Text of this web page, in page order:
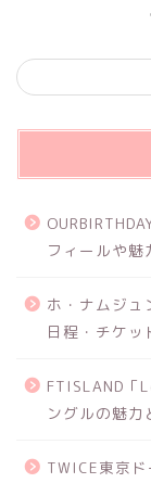
フィールや魅
ホ・ナムジュ
日程・チケッ
FTISLAND「
ングルの魅力
TWICE東京